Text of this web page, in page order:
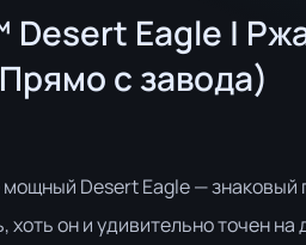
Оружейные брелоки
Граффити
Eagle |
с завода)
Desert Eagle — знаковый
хоть он и удивительно точен на